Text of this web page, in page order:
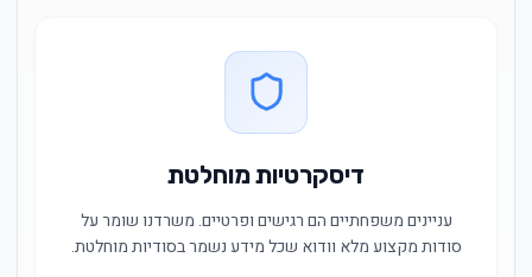
דיסקרטיות מוחלטת
עניינים משפחתיים הם רגישים ופרטיים. משרדנו שומר על
סודות מקצוע מלא וודוא שכל מידע נשמר בסודיות מוחלטת.